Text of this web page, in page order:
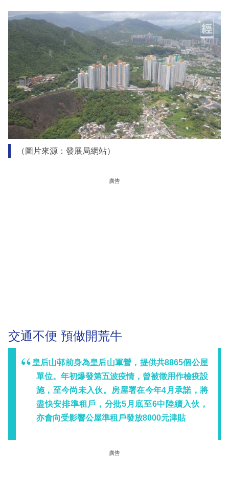
（圖片來源：發展局網站）
廣告
交通不便 預做開荒牛
皇后山邨前身為皇后山軍營，提供共8865個公屋
單位。年初爆發第五波疫情，曾被徵用作檢疫設
施，至今尚未入伙。房屋署在今年4月承諾，將
盡快安排準租戶，分批5月底至6中陸續入伙，
亦會向受影響公屋準租戶發放8000元津貼
廣告